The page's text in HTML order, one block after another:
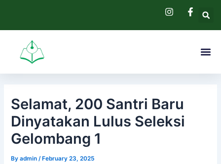
content
Selamat, 200 Santri Baru
Dinyatakan Lulus Seleksi
Gelombang 1
Byadmin /February 23, 2025